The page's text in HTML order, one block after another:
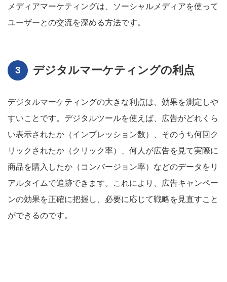
メディアマーケティングは、ソーシャルメディアを使って
ユーザーとの交流を深める方法です。
デジタルマーケティングの利点
デジタルマーケティングの大きな利点は、効果を測定しや
すいことです。デジタルツールを使えば、広告がどれくら
い表示されたか（インプレッション数）、そのうち何回ク
リックされたか（クリック率）、何人が広告を見て実際に
商品を購入したか（コンバージョン率）などのデータをリ
アルタイムで追跡できます。これにより、広告キャンペー
ンの効果を正確に把握し、必要に応じて戦略を見直すこと
ができるのです。